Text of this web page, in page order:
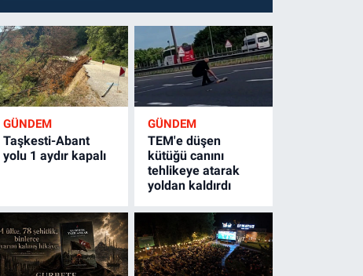
GÜNDEM
Taşkesti-Abant
yolu 1 aydır kapalı
GÜNDEM
TEM'e düşen
kütüğü canını
tehlikeye atarak
yoldan kaldırdı